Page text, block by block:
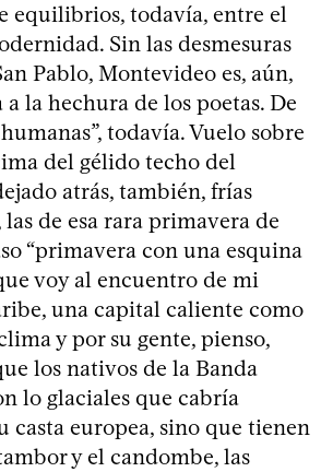
equilibrios, todavía, entre el
Sin las desmesuras
Pablo, Montevideo es, aún,
la hechura de los poetas. De
todavía. Vuelo sobre
del gélido techo del
atrás, también, frías
de esa rara primavera de
“primavera con una esquina
voy al encuentro de mi
una capital caliente como
y por su gente, pienso,
los nativos de la Banda
lo glaciales que cabría
casta europea, sino que tienen
y el candombe, las